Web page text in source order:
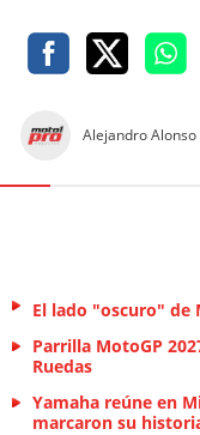
Alejandro Alonso
El lado "oscuro" de
Parrilla MotoGP
Ruedas
Yamaha reúne en
marcaron su